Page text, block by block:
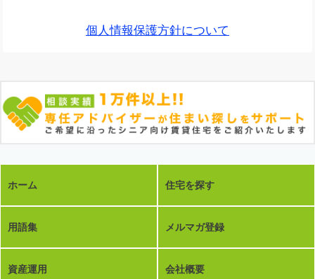
個人情報保護方針について
ホーム 住宅を探す
用語集 メルマガ登録
資産運用 会社概要